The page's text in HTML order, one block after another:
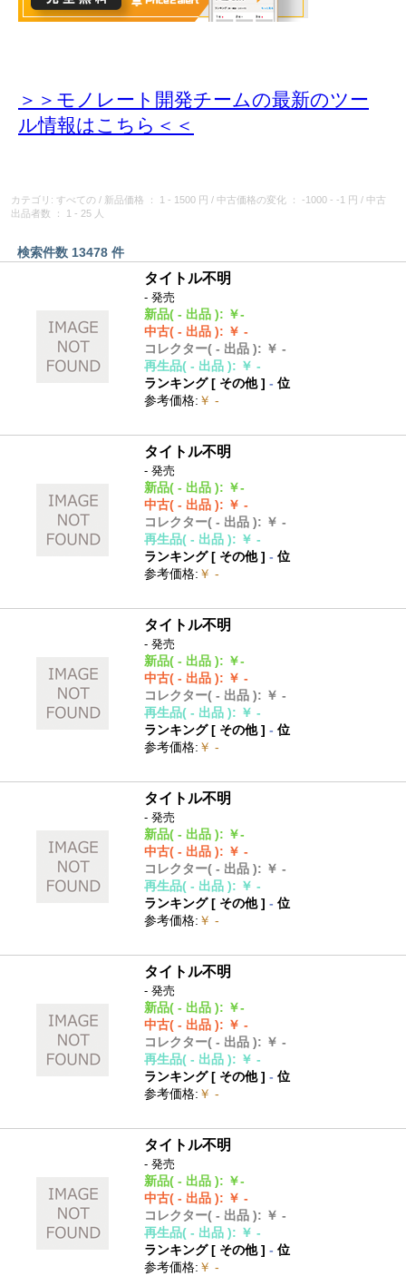
＞＞モノレート開発チームの最新のツー
ル情報はこちら＜＜
カテゴリ: すべての / 新品価格 ： 1 - 1500 円 / 中古価格の変化 ： -1000 - -1 円 / 中古
出品者数
： 1 - 25 人
検索件数 13478 件
タイトル不明
- 発売
新品( - 出品 ): ￥-
中古( - 出品 ): ￥ -
コレクター( - 出品 ): ￥ -
再生品( - 出品 ): ￥ -
ランキング [ その他]- 位
参考価格: ￥ -
タイトル不明
- 発売
新品( - 出品 ): ￥-
中古( - 出品 ): ￥ -
コレクター( - 出品 ): ￥ -
再生品( - 出品 ): ￥ -
ランキング [ その他]- 位
参考価格: ￥ -
タイトル不明
- 発売
新品( - 出品 ): ￥-
中古( - 出品 ): ￥ -
コレクター( - 出品 ): ￥ -
再生品( - 出品 ): ￥ -
ランキング [ その他]- 位
参考価格: ￥ -
タイトル不明
- 発売
新品( - 出品 ): ￥-
中古( - 出品 ): ￥ -
コレクター( - 出品 ): ￥ -
再生品( - 出品 ): ￥ -
ランキング [ その他]- 位
参考価格: ￥ -
タイトル不明
- 発売
新品( - 出品 ): ￥-
中古( - 出品 ): ￥ -
コレクター( - 出品 ): ￥ -
再生品( - 出品 ): ￥ -
ランキング [ その他]- 位
参考価格: ￥ -
タイトル不明
- 発売
新品( - 出品 ): ￥-
中古( - 出品 ): ￥ -
コレクター( - 出品 ): ￥ -
再生品( - 出品 ): ￥ -
ランキング [ その他]- 位
参考価格: ￥ -